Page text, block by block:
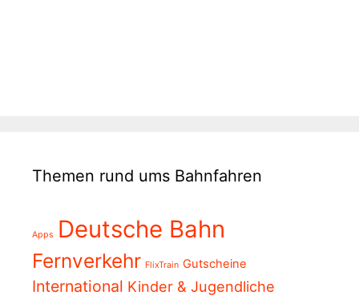
Themen rund ums Bahnfahren
Apps Deutsche Bahn
Fernverkehr FlixTrain Gutscheine
International Kinder & Jugendliche